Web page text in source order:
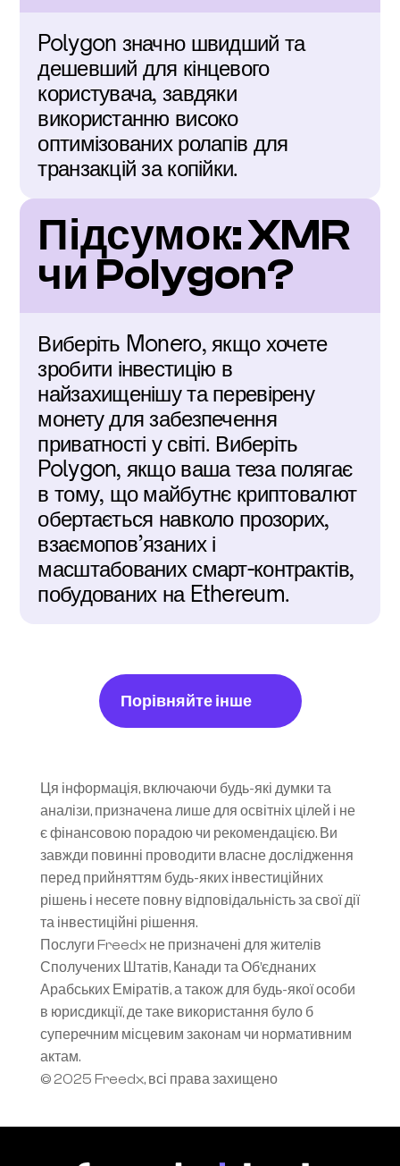
Polygon значно швидший та
дешевший для кінцевого
користувача, завдяки
використанню високо
оптимізованих ролапів для
транзакцій за копійки.
Підсумок: XMR
чи Polygon?
Виберіть Monero, якщо хочете
зробити інвестицію в
найзахищенішу та перевірену
монету для забезпечення
приватності у світі. Виберіть
Polygon, якщо ваша теза полягає
в тому, що майбутнє криптовалют
обертається навколо прозорих,
взаємопов’язаних і
масштабованих смарт-контрактів,
побудованих на Ethereum.
Порівняйте інше
Ця інформація, включаючи будь-які думки та
аналізи, призначена лише для освітніх цілей і не
є фінансовою порадою чи рекомендацією. Ви
завжди повинні проводити власне дослідження
перед прийняттям будь-яких інвестиційних
рішень і несете повну відповідальність за свої дії
та інвестиційні рішення.
Послуги Freedx не призначені для жителів
Сполучених Штатів, Канади та Об’єднаних
Арабських Еміратів, а також для будь-якої особи
в юрисдикції, де таке використання було б
суперечним місцевим законам чи нормативним
актам.
© 2025 Freedx, всі права захищено